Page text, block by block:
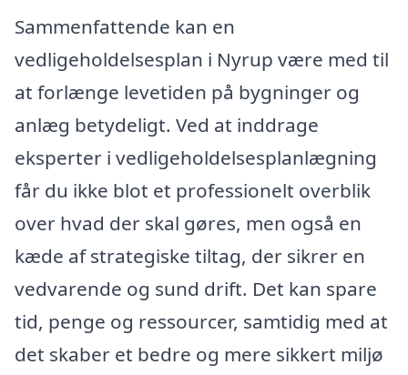
Sammenfattende kan en
vedligeholdelsesplan i Nyrup være med til
at forlænge levetiden på bygninger og
anlæg betydeligt. Ved at inddrage
eksperter i vedligeholdelsesplanlægning
får du ikke blot et professionelt overblik
over hvad der skal gøres, men også en
kæde af strategiske tiltag, der sikrer en
vedvarende og sund drift. Det kan spare
tid, penge og ressourcer, samtidig med at
det skaber et bedre og mere sikkert miljø